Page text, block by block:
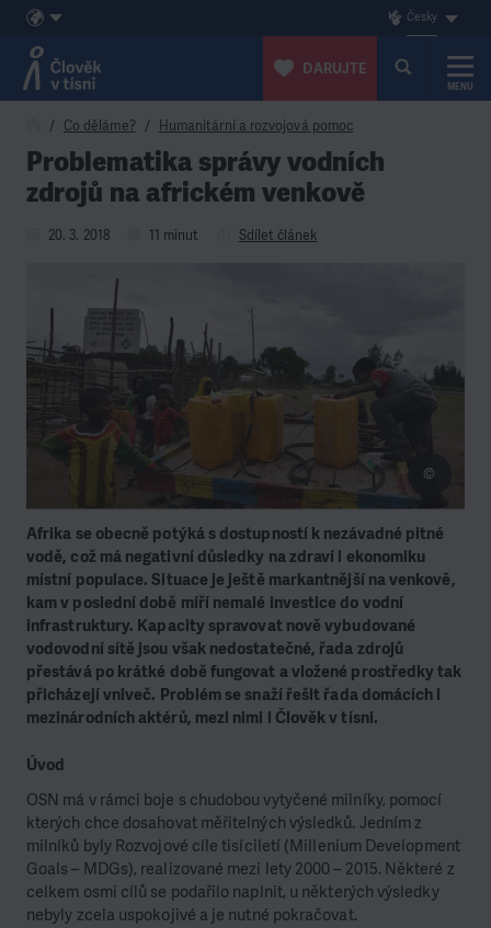
Přeskočit na obsah
Česky
DARUJTE
MENU
Co děláme? Humanitární a rozvojová pomoc
Problematika správy vodních
zdrojů na africkém venkově
20. 3. 2018 11 minut Sdílet článek
Afrika se obecně potýká s dostupností k nezávadné pitné
vodě, což má negativní důsledky na zdraví i ekonomiku
místní populace. Situace je ještě markantnější na venkově,
kam v poslední době míří nemalé investice do vodní
infrastruktury. Kapacity spravovat nově vybudované
vodovodní sítě jsou však nedostatečné, řada zdrojů
přestává po krátké době fungovat a vložené prostředky tak
přicházejí vniveč. Problém se snaží řešit řada domácích i
mezinárodních aktérů, mezi nimi i Člověk v tísni.
©
Úvod
OSN má v rámci boje s chudobou vytyčené milníky, pomocí
kterých chce dosahovat měřitelných výsledků. Jedním z
milníků byly Rozvojové cíle tisíciletí (Millenium Development
Goals – MDGs), realizované mezi lety 2000 – 2015. Některé z
celkem osmi cílů se podařilo naplnit, u některých výsledky
nebyly zcela uspokojivé a je nutné pokračovat.